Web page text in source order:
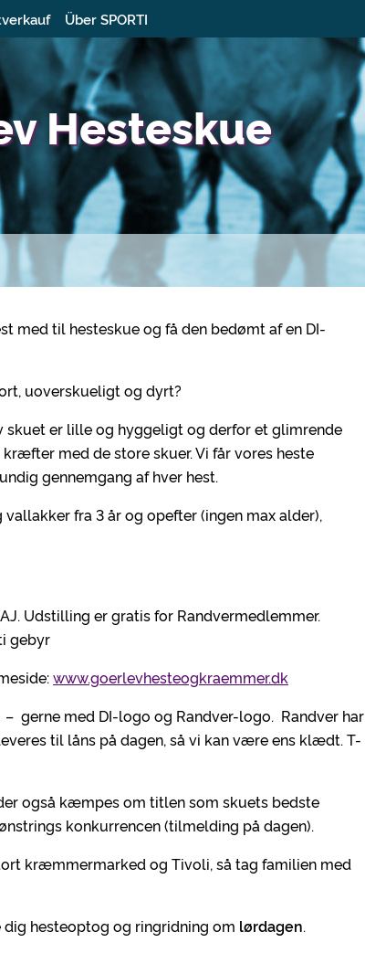
Über SPORTI
Hesteskue
med til hesteskue og få den bedømt af en DI-
uoverskueligt og dyrt?
skuet er lille og hyggeligt og derfor et glimrende
med de store skuer. Vi får vores heste
gennemgang af hver hest.
fra 3 år og opefter (ingen max alder),
Udstilling er gratis for Randvermedlemmer.
gebyr
www.goerlevhesteogkraemmer.dk
gerne med DI-logo og Randver-logo. Randver har
til låns på dagen, så vi kan være ens klædt. T-
også kæmpes om titlen som skuets bedste
konkurrencen (tilmelding på dagen).
kræmmermarked og Tivoli, så tag familien med
hesteoptog og ringridning om lørdagen.